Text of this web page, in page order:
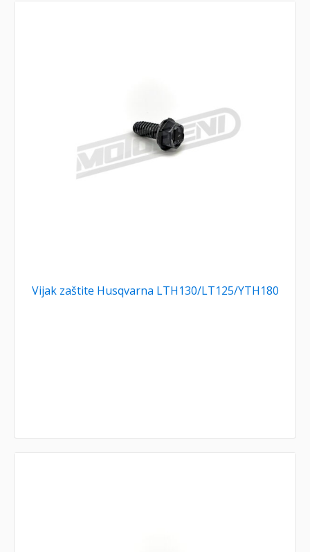
Vijak zaštite Husqvarna LTH130/LT125/YTH180